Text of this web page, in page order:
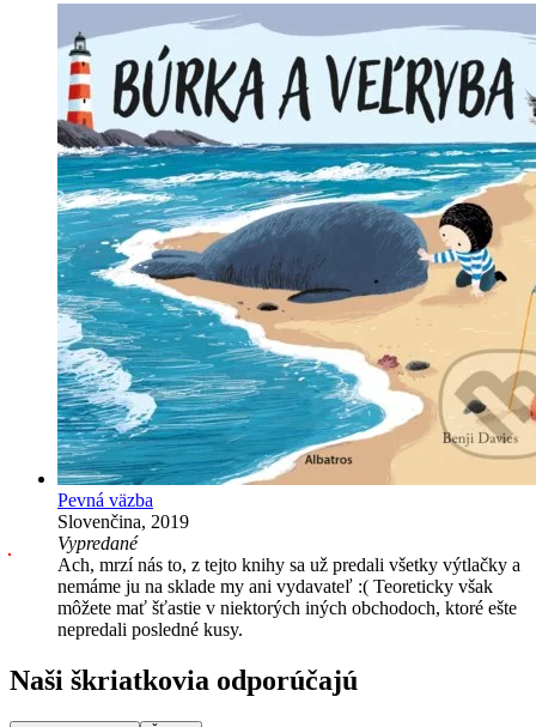
Pevná väzba
Slovenčina, 2019
Vypredané
Ach, mrzí nás to, z tejto knihy sa už predali všetky výtlačky a
nemáme ju na sklade my ani vydavateľ :( Teoreticky však
môžete mať šťastie v niektorých iných obchodoch, ktoré ešte
nepredali posledné kusy.
Naši škriatkovia odporúčajú